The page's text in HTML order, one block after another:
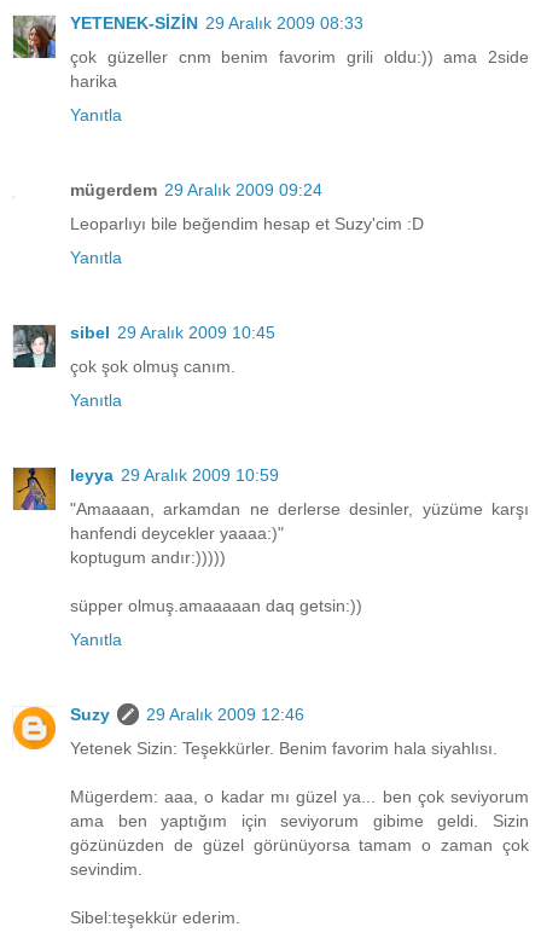
YETENEK-SİZİN 29 Aralık 2009 08:33
çok güzeller cnm benim favorim grili oldu:)) ama 2side
harika
Yanıtla
mügerdem 29 Aralık 2009 09:24
Leoparlıyı bile beğendim hesap et Suzy'cim :D
Yanıtla
sibel 29 Aralık 2009 10:45
çok şok olmuş canım.
Yanıtla
leyya 29 Aralık 2009 10:59
"Amaaaan, arkamdan ne derlerse desinler, yüzüme karşı
hanfendi deycekler yaaaa:)"
koptugum andır:)))))
süpper olmuş.amaaaaan daq getsin:))
Yanıtla
Suzy
29 Aralık 2009 12:46
Yetenek Sizin: Teşekkürler. Benim favorim hala siyahlısı.
Mügerdem: aaa, o kadar mı güzel ya... ben çok seviyorum
ama ben yaptığım için seviyorum gibime geldi. Sizin
gözünüzden de güzel görünüyorsa tamam o zaman çok
sevindim.
Sibel:teşekkür ederim.